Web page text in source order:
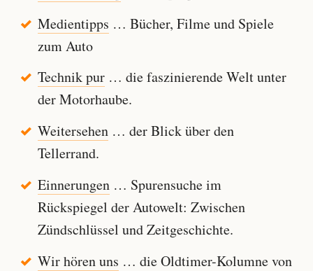
Medientipps … Bücher, Filme und Spiele
zum Auto
Technik pur… die faszinierende Welt unter
der Motorhaube.
Weitersehen… der Blick über den
Tellerrand.
Einnerungen… Spurensuche im
Rückspiegel der Autowelt: Zwischen
Zündschlüssel und Zeitgeschichte.
Wir hören uns … die Oldtimer-Kolumne von